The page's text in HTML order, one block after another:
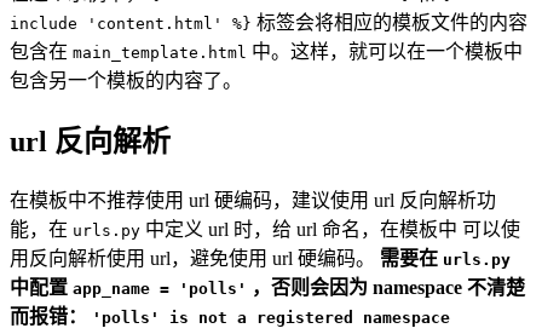
include 'content.html' %} 标签会将相应的模板文件的内容
包含在 main_template.html 中。这样，就可以在一个模板中
包含另一个模板的内容了。
url 反向解析
在模板中不推荐使用 url 硬编码，建议使用 url 反向解析功
能，在 urls.py 中定义 url 时，给 url 命名，在模板中 可以使
用反向解析使用 url，避免使用 url 硬编码。 需要在 urls.py
中配置 app_name = 'polls' ，否则会因为 namespace 不清楚
而报错：
'polls' is not a registered namespace